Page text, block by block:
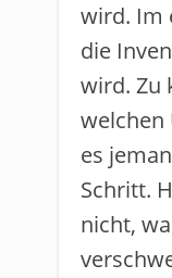
wird. Im
die
wird. Zu
welchen
es
Schritt.
nicht,